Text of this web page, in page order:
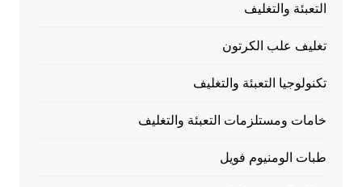
التعبئة والتغليف
تغليف علب الكرتون
تكنولوجيا التعبئة والتغليف
خامات ومستلزمات التعبئة والتغليف
طبات الومنيوم فويل